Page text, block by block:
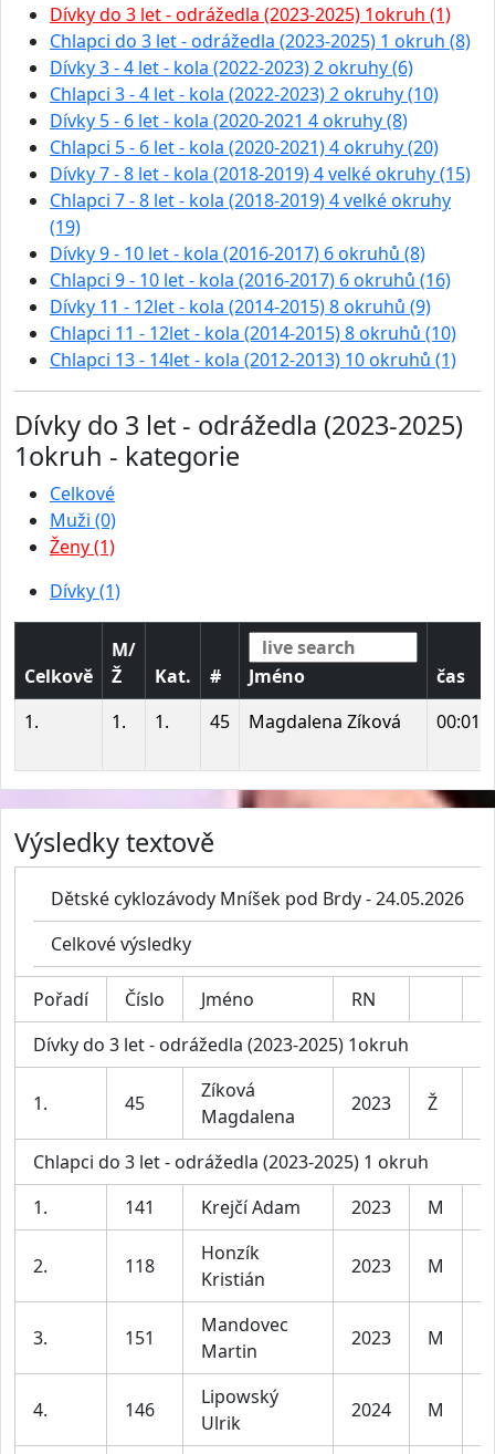
Dívky do 3 let - odrážedla (2023-2025) 1okruh (1)
Chlapci do 3 let - odrážedla (2023-2025) 1 okruh (8)
Dívky 3 - 4 let - kola (2022-2023) 2 okruhy (6)
Chlapci 3 - 4 let - kola (2022-2023) 2 okruhy (10)
Dívky 5 - 6 let - kola (2020-2021 4 okruhy (8)
Chlapci 5 - 6 let - kola (2020-2021) 4 okruhy (20)
Dívky 7 - 8 let - kola (2018-2019) 4 velké okruhy (15)
Chlapci 7 - 8 let - kola (2018-2019) 4 velké okruhy
(19)
Dívky 9 - 10 let - kola (2016-2017) 6 okruhů (8)
Chlapci 9 - 10 let - kola (2016-2017) 6 okruhů (16)
Dívky 11 - 12let - kola (2014-2015) 8 okruhů (9)
Chlapci 11 - 12let - kola (2014-2015) 8 okruhů (10)
Chlapci 13 - 14let - kola (2012-2013) 10 okruhů (1)
Dívky do 3 let - odrážedla (2023-2025)
1okruh - kategorie
Celkové
Muži (0)
Ženy (1)
Dívky (1)
Celkově
M/
Ž
Kat. # Jméno
čas
1.
1. 1. 45 Magdalena Zíková
Výsledky textově
Dětské cyklozávody Mníšek pod Brdy - 24.05.2026
Celkové výsledky
Pořadí Číslo Jméno RN
Dívky do 3 let - odrážedla (2023-2025) 1okruh
1. 45
Zíková
Magdalena
2023 Ž
Chlapci do 3 let - odrážedla (2023-2025) 1 okruh
1.
141 Krejčí Adam 2023 M
2. 118
Honzík
Kristián
2023 M
3. 151
Mandovec
Martin
2023 M
4. 146
Lipowský
Ulrik
2024 M